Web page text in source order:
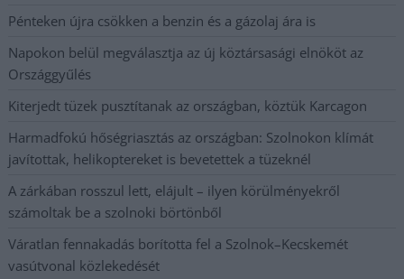
Pénteken újra csökken a benzin és a gázolaj ára is
Napokon belül megválasztja az új köztársasági elnököt az
Országgyűlés
Kiterjedt tüzek pusztítanak az országban, köztük Karcagon
Harmadfokú hőségriasztás az országban: Szolnokon klímát
javítottak, helikoptereket is bevetettek a tüzeknél
A zárkában rosszul lett, elájult – ilyen körülményekről
számoltak be a szolnoki börtönből
Váratlan fennakadás borította fel a Szolnok–Kecskemét
vasútvonal közlekedését